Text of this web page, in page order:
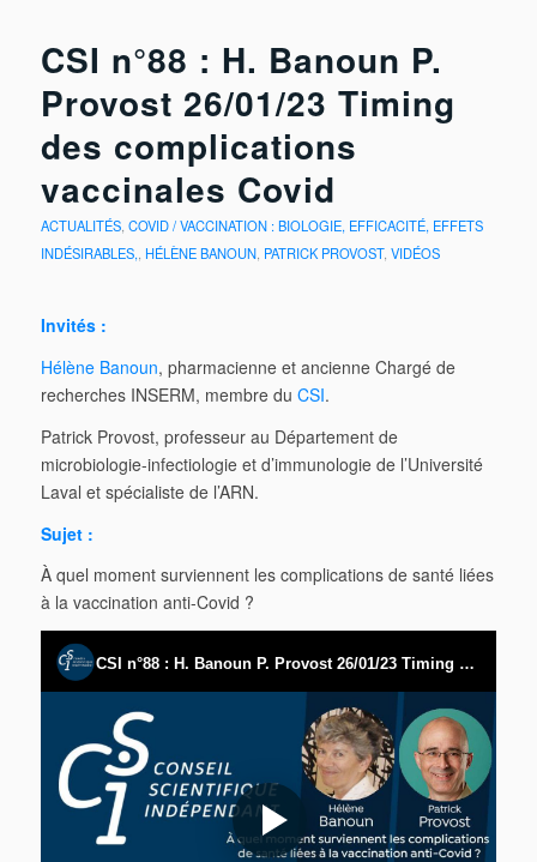
CSI n°88 : H. Banoun P.
Provost 26/01/23 Timing
des complications
vaccinales Covid
ACTUALITÉS, COVID / VACCINATION : BIOLOGIE, EFFICACITÉ, EFFETS
INDÉSIRABLES, HÉLÈNE BANOUN, PATRICK PROVOST, VIDÉOS
Invités :
Hélène Banoun, pharmacienne et ancienne Chargé de
recherches INSERM, membre du CSI.
Patrick Provost, professeur au Département de
microbiologie-infectiologie et d’immunologie de l’Université
Laval et spécialiste de l’ARN.
Sujet :
À quel moment surviennent les complications de santé liées
à la vaccination anti-Covid ?